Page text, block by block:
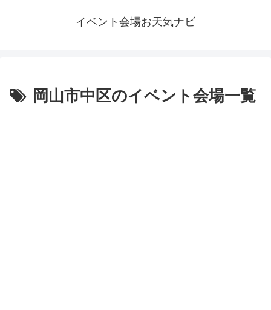
イベント会場お天気ナビ
岡山市中区のイベント会場一覧